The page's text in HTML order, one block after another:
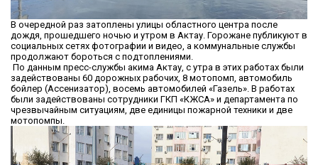
В очередной раз затоплены улицы областного центра после
дождя, прошедшего ночью и утром в Актау. Горожане публикуют в
социальных сетях фотографии и видео, а коммунальные службы
продолжают бороться с подтоплениями.
По данным пресс-службы акима Актау, с утра в этих работах были
задействованы 60 дорожных рабочих, 8 мотопомп, автомобиль
бойлер (Ассенизатор), восемь автомобилей «Газель». В работах
были задействованы сотрудники ГКП «КЖСА» и департамента по
чрезвычайным ситуациям, две единицы пожарной техники и две
мотопомпы.